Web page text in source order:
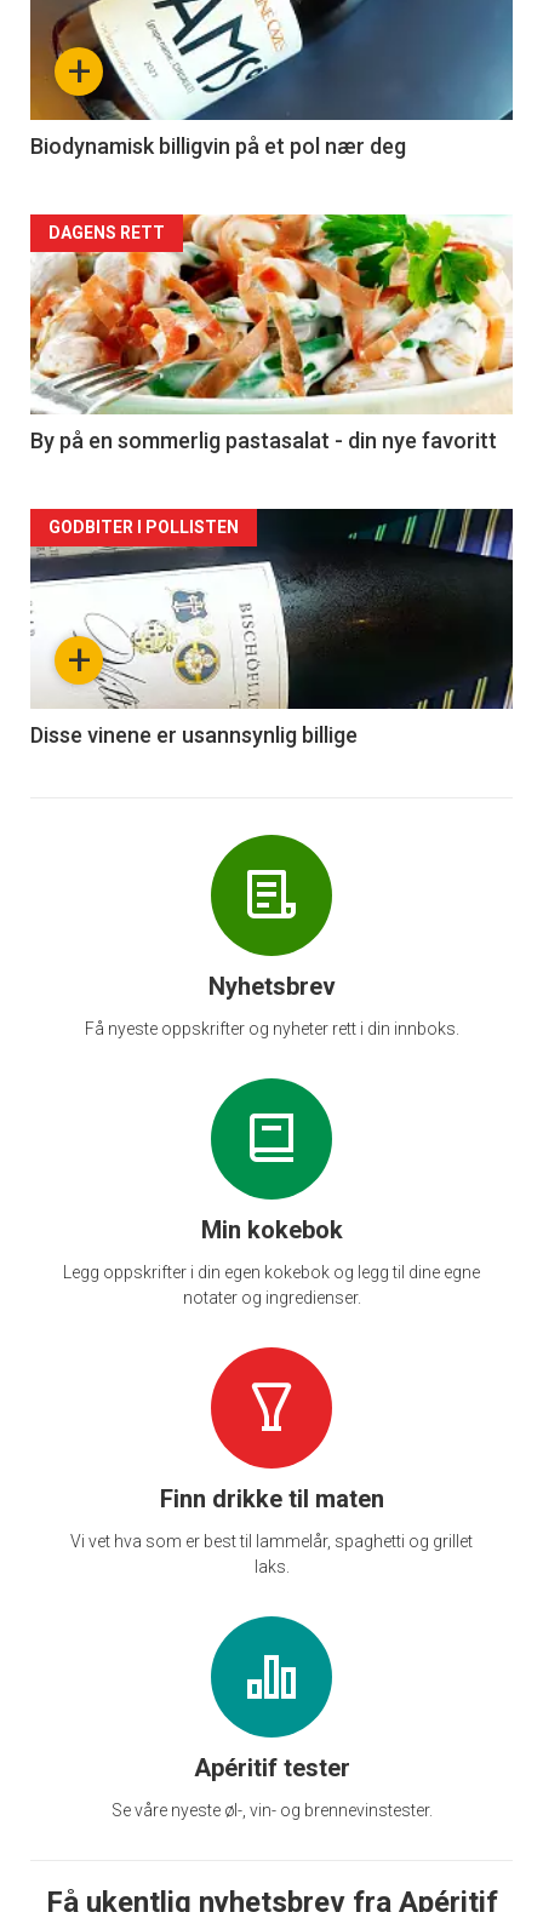
nå
4
+
Biodynamisk billigvin på et pol nær deg
Forsiden
akkurat
nå
-
5
DAGENS RETT
By på en sommerlig pastasalat - din nye favoritt
Forsiden
akkurat
nå
6
+
GODBITER I POLLISTEN
Disse vinene er usannsynlig billige
Nyhetsbrev
Få nyeste oppskrifter og nyheter rett i din innboks.
Min kokebok
Legg oppskrifter i din egen kokebok og legg til dine egne
notater og ingredienser.
Finn drikke til maten
Vi vet hva som er best til lammelår, spaghetti og grillet
laks.
Apéritif tester
Se våre nyeste øl-, vin- og brennevinstester.
Få ukentlig nyhetsbrev fra Apéritif